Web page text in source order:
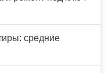
средние